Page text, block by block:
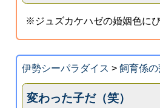
※ジュズカケハゼの婚姻色にび
伊勢シーパラダイス > 飼育係
変わった子だ（笑）